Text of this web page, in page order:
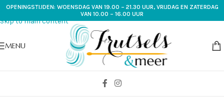
Skip to navigation
Skip to main content
OPENINGSTIJDEN: WOENSDAG VAN 19.00 – 21.30 UUR, VRIJDAG EN ZATERDAG
VAN 10.00 – 16.00 UUR
MENU